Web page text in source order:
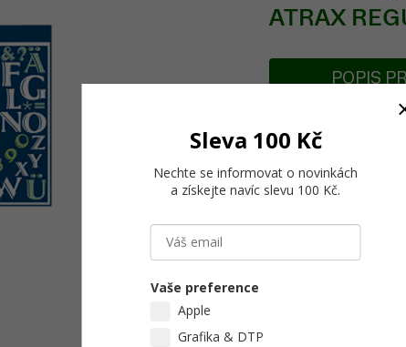
ATRAX
POPIS
Řezy písma se
počítačů. Řez písma
které obsahují všechny
katalánština, dánština,
(včetně angličtiny
italština (standard +
retorománština,
CE: chorvatština a
slovinština, jazyk
laponština, lotyšština,
Sleva 100 Kč
Nechte se informovat o novinkách
a získejte navíc slevu 100 Kč.
Vaše preference
Apple
Grafika & DTP